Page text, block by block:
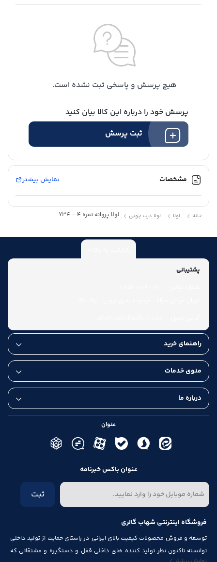
شارژ کیف پول
عودت کالا تا هفت روز
پشتیبانی رایگان و تخصصی
هیچ پرسش و پاسخی ثبت نشده است.
پرسش خود را درباره این کالا بیان کنید
ثبت پرسش
مشخصات نمایش بیشتر
خانه لولا لولا درب چوبی لولا پروانه نمره 4 – Y34
پشتیبانی
راهنمای خرید
منوی خدمات
درباره ما
عنوان
عنوان باکس خبرنامه
ثبت
فروشگاه اینترنتی شهاب گالری
توسعه و فروش محصولات کیفیت بالای ایرانی در راستای حمایت از تولید داخلی
توانسته تاکنون نظر تولید کننده های داخلی قفل و دستگیره و مشتقاتی که